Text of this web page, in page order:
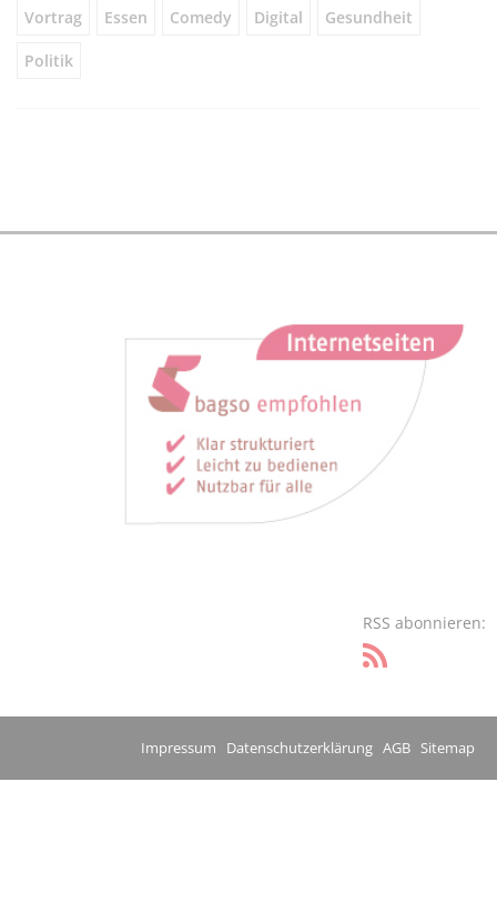
Vortrag Essen Comedy Digital Gesundheit
Politik
RSS abonnieren:
Impressum Datenschutzerklärung AGB Sitemap